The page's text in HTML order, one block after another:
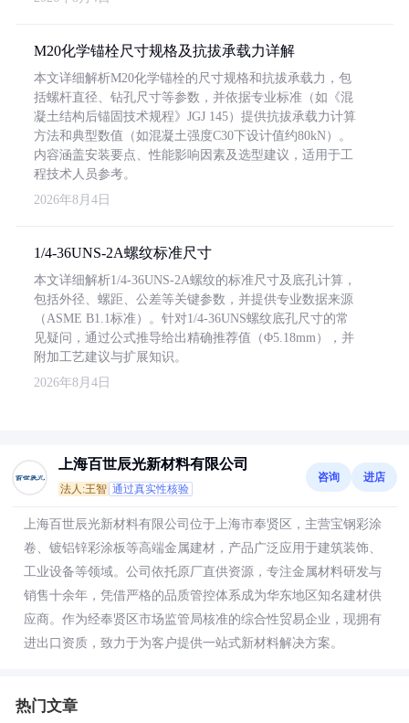
M20化学锚栓尺寸规格及抗拔承载力详解
本文详细解析M20化学锚栓的尺寸规格和抗拔承载力，包
括螺杆直径、钻孔尺寸等参数，并依据专业标准（如《混
凝土结构后锚固技术规程》JGJ 145）提供抗拔承载力计算
方法和典型数值（如混凝土强度C30下设计值约80kN）。
内容涵盖安装要点、性能影响因素及选型建议，适用于工
程技术人员参考。
2026年8月4日
1/4-36UNS-2A螺纹标准尺寸
本文详细解析1/4-36UNS-2A螺纹的标准尺寸及底孔计算，
包括外径、螺距、公差等关键参数，并提供专业数据来源
（ASME B1.1标准）。针对1/4-36UNS螺纹底孔尺寸的常
见疑问，通过公式推导给出精确推荐值（Φ5.18mm），并
附加工艺建议与扩展知识。
2026年8月4日
上海百世辰光新材料有限公司
法人:王智 通过真实性核验
咨询 进店
上海百世辰光新材料有限公司位于上海市奉贤区，主营宝钢彩涂
卷、镀铝锌彩涂板等高端金属建材，产品广泛应用于建筑装饰、
工业设备等领域。公司依托原厂直供资源，专注金属材料研发与
销售十余年，凭借严格的品质管控体系成为华东地区知名建材供
应商。作为经奉贤区市场监管局核准的综合性贸易企业，现拥有
进出口资质，致力于为客户提供一站式新材料解决方案。
热门文章